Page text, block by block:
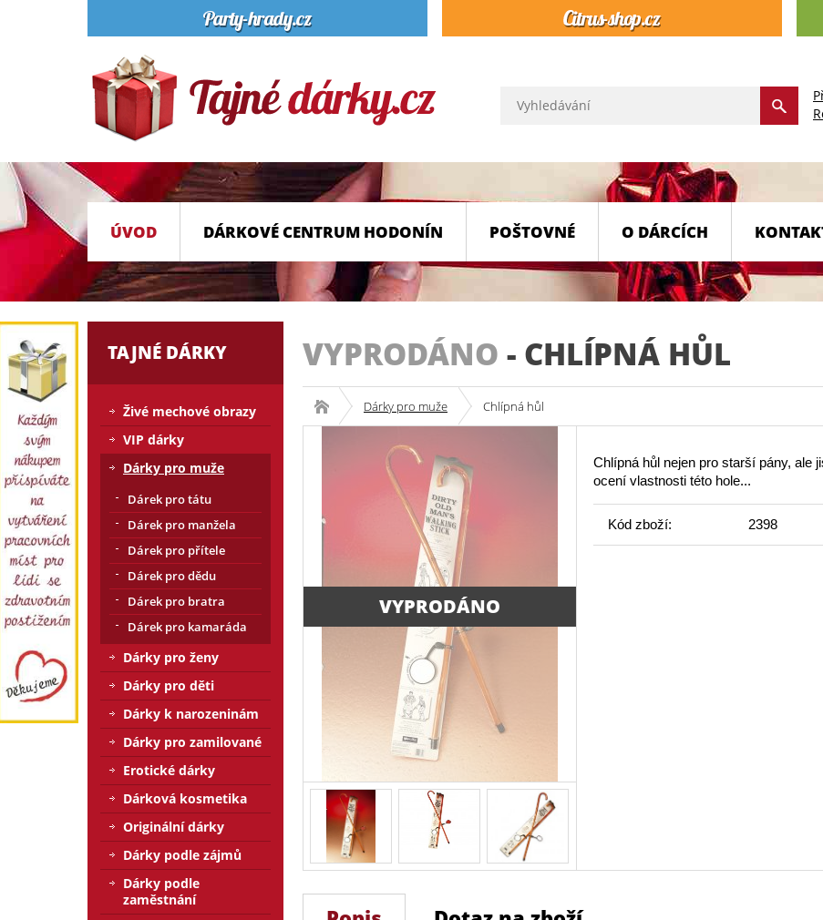
ÚVOD DÁRKOVÉ CENTRUM HODONÍN POŠTOVNÉ O DÁRCÍCH
VYPRODÁNO - CHLÍPNÁ HŮL
Dárky pro muže Chlípná hůl
VYPRODÁNO
Chlípná hůl nejen pro starší pány, ale
ocení vlastnosti této hole...
Kód zboží: 2398
TAJNÉ DÁRKY
Živé mechové obrazy
VIP dárky
Dárky pro muže
Dárek pro tátu
Dárek pro manžela
Dárek pro přítele
Dárek pro dědu
Dárek pro bratra
Dárek pro kamaráda
Dárky pro ženy
Dárky pro děti
Dárky k narozeninám
Dárky pro zamilované
Erotické dárky
Dárková kosmetika
Originální dárky
Dárky podle zájmů
Dárky podle
zaměstnání